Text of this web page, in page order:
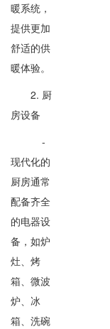
暖系统，
提供更加
舒适的供
暖体验。
2. 厨
房设备
-
现代化的
厨房通常
配备齐全
的电器设
备，如炉
灶、烤
箱、微波
炉、冰
箱、洗碗